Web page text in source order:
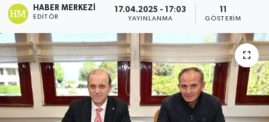
HABER MERKEZI
EDITÖR
17.04.2025 - 17:03
YAYINLANMA
11
GÖSTERIM